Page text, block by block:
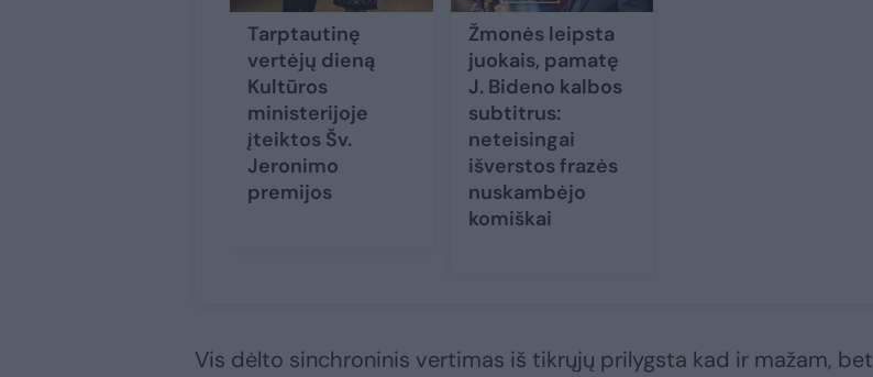
Tarptautinę
vertėjų dieną
Kultūros
ministerijoje
įteiktos Šv.
Jeronimo
premijos
Žmonės leipsta
juokais, pamatę
J. Bideno kalbos
subtitrus:
neteisingai
išverstos frazės
nuskambėjo
komiškai
Vis dėlto sinchroninis vertimas iš tikrųjų prilygsta kad ir mažam, bet